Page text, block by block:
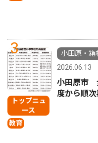
3
トップニュ
ース
教育
小田原・箱
2026.06.13
小田原市
度から順